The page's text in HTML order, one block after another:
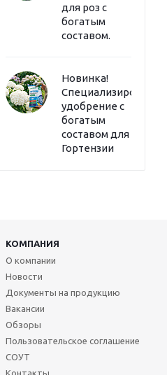
для роз с
богатым
составом.
Новинка!
Специализированное
удобрение с
богатым
составом для
Гортензии
КОМПАНИЯ
О компании
Новости
Документы на продукцию
Вакансии
Обзоры
Пользовательское соглашение
СОУТ
Контакты